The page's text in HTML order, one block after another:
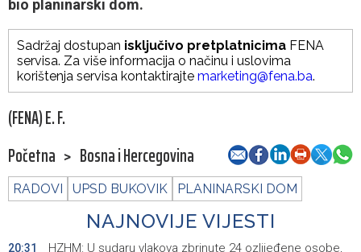
bio planinarski dom.
Sadržaj dostupan isključivo pretplatnicima FENA
servisa. Za više informacija o načinu i uslovima
korištenja servisa kontaktirajte marketing@fena.ba.
(FENA) E. F.
Početna > Bosna i Hercegovina
RADOVI UPSD BUKOVIK PLANINARSKI DOM
NAJNOVIJE VIJESTI
20:31
HZHM: U sudaru vlakova zbrinute 24 ozlijeđene osobe,